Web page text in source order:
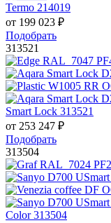
Termo 214019
от 199 023 ₽
Подобрать
313521
Smart Lock 313521
от 253 247 ₽
Подобрать
313504
Color 313504